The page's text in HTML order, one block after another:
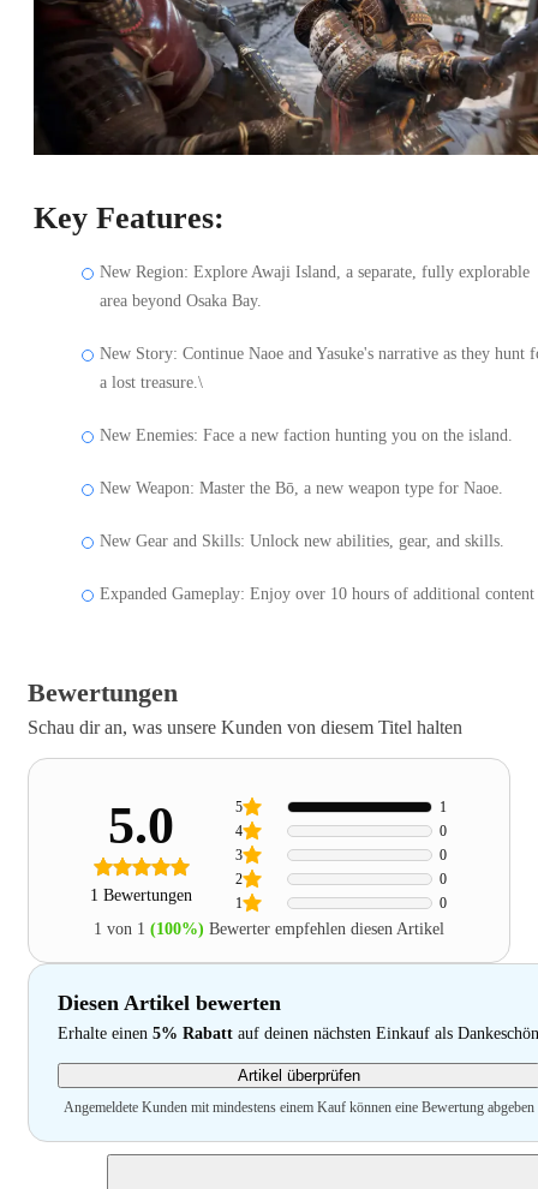
Key Features:
New Region: Explore Awaji Island, a separate, fully explorable
area beyond Osaka Bay.
New Story: Continue Naoe and Yasuke's narrative as they hunt
a lost treasure.\
New Enemies: Face a new faction hunting you on the island.
New Weapon: Master the Bō, a new weapon type for Naoe.
New Gear and Skills: Unlock new abilities, gear, and skills.
Expanded Gameplay: Enjoy over 10 hours of additional content
Bewertungen
Schau dir an, was unsere Kunden von diesem Titel halten
5.0
1 Bewertungen 1 0
2 0
3 0
4 0
5 1
1 von 1 (100%) Bewerter empfehlen diesen Artikel
Diesen Artikel bewerten
Erhalte einen 5% Rabatt auf deinen nächsten Einkauf als Dankeschön
Artikel überprüfen
Angemeldete Kunden mit mindestens einem Kauf können eine Bewertung abgeben